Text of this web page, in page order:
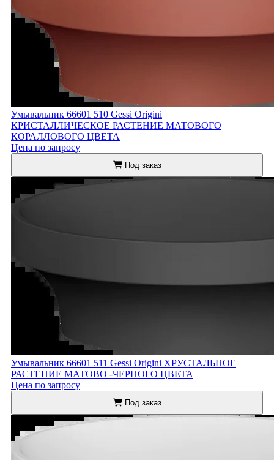
Умывальник 66601 510 Gessi Origini
КРИСТАЛЛИЧЕСКОЕ РАСТЕНИЕ МАТОВОГО
КОРАЛЛОВОГО ЦВЕТА
Цена по запросу
Под заказ
Умывальник 66601 511 Gessi Origini ХРУСТАЛЬНОЕ
РАСТЕНИЕ МАТОВО -ЧЕРНОГО ЦВЕТА
Цена по запросу
Под заказ